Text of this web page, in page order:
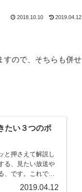
2018.10.10 2019.04.12
すので、そちらも併せ
たい３つのポ
と押さえて解説し
る、見たい放送や
、です。これで、
2019.04.12